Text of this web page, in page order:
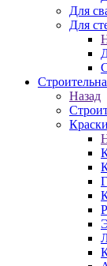
Для
Для
Назад
Краски